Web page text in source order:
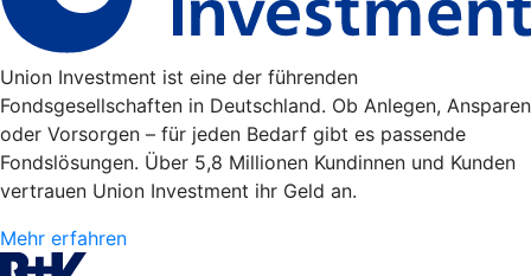
Union Investment ist eine der führenden
Fondsgesellschaften in Deutschland. Ob Anlegen, Ansparen
oder Vorsorgen – für jeden Bedarf gibt es passende
Fondslösungen. Über 5,8 Millionen Kundinnen und Kunden
vertrauen Union Investment ihr Geld an.
Mehr erfahren